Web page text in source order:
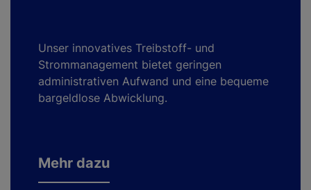
Unser innovatives Treibstoff- und
Strommanagement bietet geringen
administrativen Aufwand und eine bequeme
bargeldlose Abwicklung.
Mehr dazu